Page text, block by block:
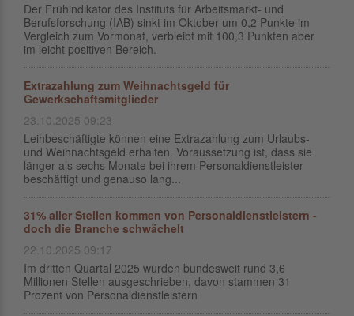
Der Frühindikator des Instituts für Arbeitsmarkt- und
Berufsforschung (IAB) sinkt im Oktober um 0,2 Punkte im
Vergleich zum Vormonat, verbleibt mit 100,3 Punkten aber
im leicht positiven Bereich.
Extrazahlung zum Weihnachtsgeld für
Gewerkschaftsmitglieder
23.10.2025 09:23
Leihbeschäftigte können eine Extrazahlung zum Urlaubs-
und Weihnachtsgeld erhalten. Voraussetzung ist, dass sie
länger als sechs Monate bei ihrem Personaldienstleister
beschäftigt und genauso lang...
31% aller Stellen kommen von Personaldienstleistern -
doch die Branche schwächelt
22.10.2025 09:17
Im dritten Quartal 2025 wurden bundesweit rund 3,6
Millionen Stellen ausgeschrieben, davon stammen 31
Prozent von Personaldienstleistern